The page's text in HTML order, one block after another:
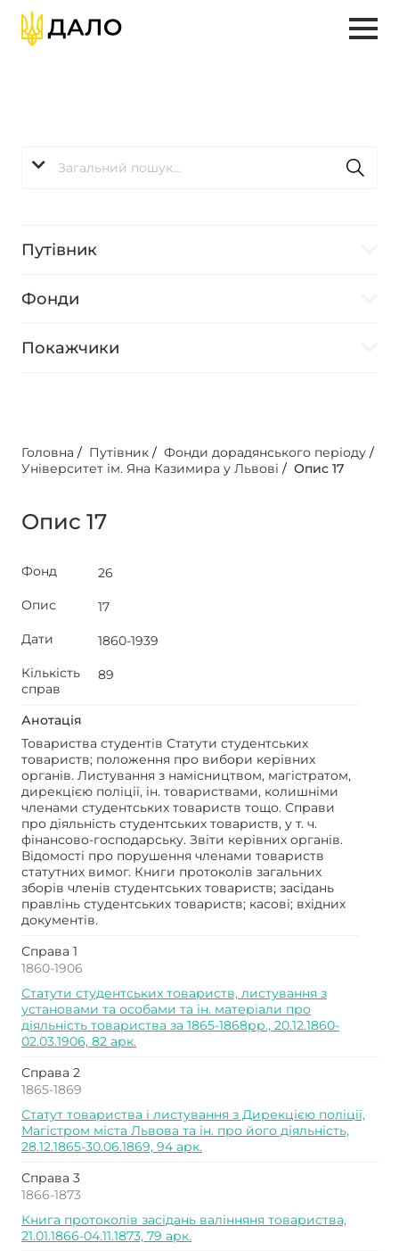
Путівник
Фонди
Покажчики
Головна / Путівник / Фонди дорадянського періоду /
Університет ім. Яна Казимира у Львові / Опис 17
Опис 17
Фонд
26
Опис
17
Дати
1860-1939
Кількість
справ
89
Анотація
Товариства студентів Статути студентських
товариств; положення про вибори керівних
органів. Листування з намісництвом, магістратом,
дирекцією поліції, ін. товариствами, колишніми
членами студентських товариств тощо. Справи
про діяльність студентських товариств, у т. ч.
фінансово-господарську. Звіти керівних органів.
Відомості про порушення членами товариств
статутних вимог. Книги протоколів загальних
зборів членів студентських товариств; засідань
правлінь студентських товариств; касові; вхідних
документів.
Справа 1
1860-1906
Статути студентських товариств, листування з
установами та особами та ін. матеріали про
діяльність товариства за 1865-1868рр., 20.12.1860-
02.03.1906, 82 арк.
Справа 2
1865-1869
Статут товариства і листування з Дирекцією поліції,
Магістром міста Львова та ін. про його діяльність,
28.12.1865-30.06.1869, 94 арк.
Справа 3
1866-1873
Книга протоколів засідань валінняня товариства,
21.01.1866-04.11.1873, 79 арк.